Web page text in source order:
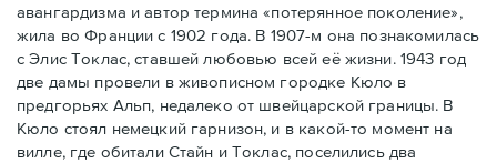
авангардизма и автор термина «потерянное поколение»,
жила во Франции с 1902 года. В 1907-м она познакомилась
с Элис Токлас, ставшей любовью всей её жизни. 1943 год
две дамы провели в живописном городке Кюло в
предгорьях Альп, недалеко от швейцарской границы. В
Кюло стоял немецкий гарнизон, и в какой-то момент на
вилле, где обитали Стайн и Токлас, поселились два